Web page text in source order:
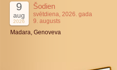
9
aug
2026
Šodien
svētdiena, 2026. gada
9. augusts
Madara, Genoveva